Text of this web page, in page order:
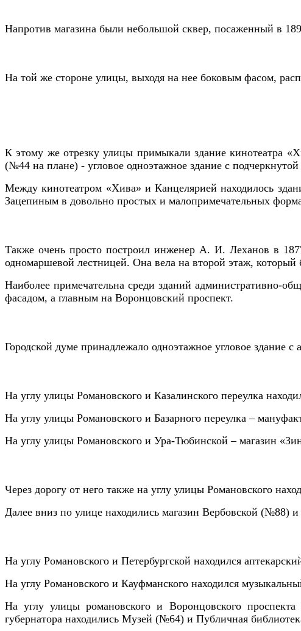
Напротив магазина бы­ли небольшой сквер, посаженный в
На той же стороне улицы, выходя на нее боковым фасом,
К это­му же отрезку улицы примыкали здание кинотеатра
(№44 на плане) - угловое одноэтажное здание с
Между кинотеатром «Хива» и Канцелярией находилось
Зацепиным в довольно простых и малопримечательных
Также очень просто построил инженер А. И. Леханов в
одномаршевой лестницей. Она вела на второй этаж,
Наиболее примечательна среди зда­ний административно-
фасадом, а главным на Воронцовский проспект.
Городской думе принадлежало одноэтажное угловое здание
На углу улицы Романовского и Казалинского переулка
На углу улицы Романовского и Базарного переулка –
На углу улицы Романовского и Ура-Тюбинской – магазин
Через дорогу от него также на углу улицы Романовского
Далее вниз по улице находились магазин Вербовской
На углу Романовского и Петербургской находился
На углу Романовского и Кауфманского находился
На углу улицы романовского и Воронцовского
губернатора находились Музей (№64) и Публичная